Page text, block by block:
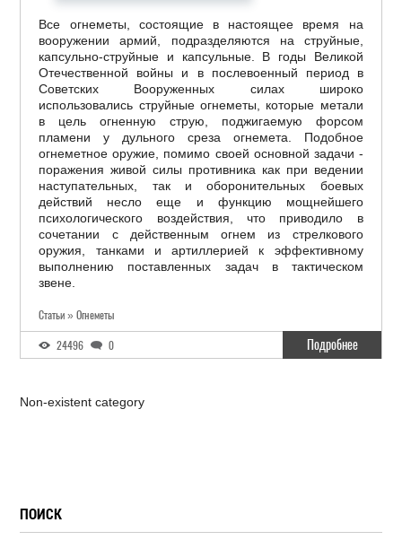
Все огнеметы, состоящие в настоящее время на
вооружении армий, подразделяются на струйные,
капсульно-струйные и капсульные. В годы Великой
Отечественной войны и в послевоенный период в
Советских Вооруженных силах широко
использовались струйные огнеметы, которые метали
в цель огненную струю, поджигаемую форсом
пламени у дульного среза огнемета. Подобное
огнеметное оружие, помимо своей основной задачи -
поражения живой силы противника как при ведении
наступательных, так и оборонительных боевых
действий несло еще и функцию мощнейшего
психологического воздействия, что приводило в
сочетании с действенным огнем из стрелкового
оружия, танками и артиллерией к эффективному
выполнению поставленных задач в тактическом
звене.
Статьи » Огнеметы
24496 0 Подробнее
Non-existent category
ПОИСК